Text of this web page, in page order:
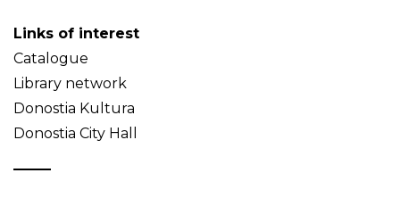
Links of interest
Catalogue
Library network
Donostia Kultura
Donostia City Hall